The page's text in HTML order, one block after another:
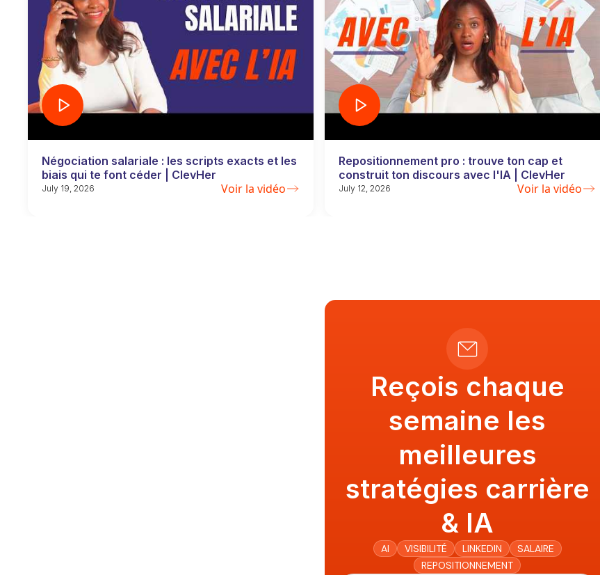
Négociation salariale : les scripts exacts et les
biais qui te font céder | ClevHer
July 19, 2026 Voir la vidéo
Repositionnement pro : trouve ton cap et
construit ton discours avec l'IA | ClevHer
July 12, 2026 Voir la vidéo
Reçois chaque
semaine les
meilleures
stratégies carrière
& IA
AI VISIBILITÉ LINKEDIN
SALAIRE
REPOSITIONNEMENT